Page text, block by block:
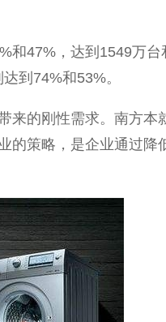
47%，达到1549万
到74%和53%。
的刚性需求。南方本
策略，是企业通过